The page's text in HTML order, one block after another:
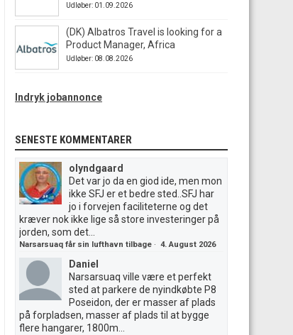
Udløber: 01.09.2026
(DK) Albatros Travel is looking for a
Product Manager, Africa
Udløber: 08.08.2026
Indryk jobannonce
SENESTE KOMMENTARER
olyndgaard
Det var jo da en giod ide, men mon
ikke SFJ er et bedre sted..SFJ har
jo i forvejen faciliteterne og det
kræver nok ikke lige så store investeringer på
jorden, som det...
Narsarsuaq får sin lufthavn tilbage · 4. August 2026
Daniel
Narsarsuaq ville være et perfekt
sted at parkere de nyindkøbte P8
Poseidon, der er masser af plads
på forpladsen, masser af plads til at bygge
flere hangarer, 1800m...